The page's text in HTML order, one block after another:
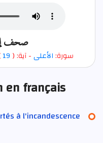
صحف
سورة:الأعلى- آية: (19
en français
à l'incandescence